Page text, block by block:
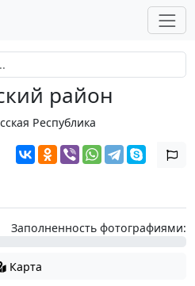
район
Республика
Заполненность фотографиями:
Карта